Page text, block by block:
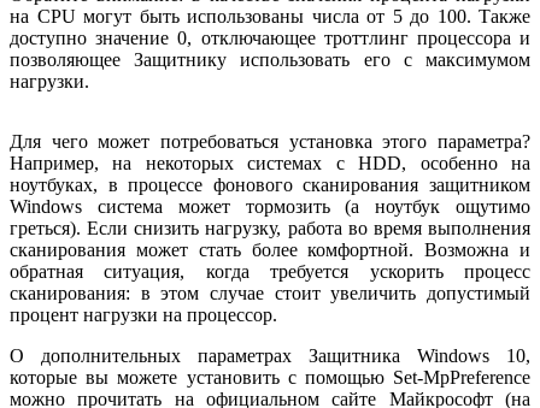
на CPU могут быть использованы числа от 5 до 100. Также
доступно значение 0, отключающее троттлинг процессора и
позволяющее Защитнику использовать его с максимумом
нагрузки.
Для чего может потребоваться установка этого параметра?
Например, на некоторых системах с HDD, особенно на
ноутбуках, в процессе фонового сканирования защитником
Windows система может тормозить (а ноутбук ощутимо
греться). Если снизить нагрузку, работа во время выполнения
сканирования может стать более комфортной. Возможна и
обратная ситуация, когда требуется ускорить процесс
сканирования: в этом случае стоит увеличить допустимый
процент нагрузки на процессор.
О дополнительных параметрах Защитника Windows 10,
которые вы можете установить с помощью Set-MpPreference
можно прочитать на официальном сайте Майкрософт (на